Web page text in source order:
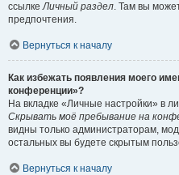
ссылкеЛичный раздел. Там вы
предпочтения.
Вернуться к началу
Как избежать появления моего
конференции»?
На вкладке «Личные настройки» в
Скрывать моё пребывание на
видны только администраторам,
остальных вы будете скрытым
Вернуться к началу